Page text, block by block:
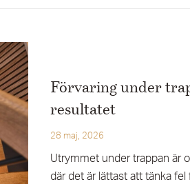
Förvaring under
resultatet
28 maj, 2026
Utrymmet under trappan är
där det är lättast att tänka